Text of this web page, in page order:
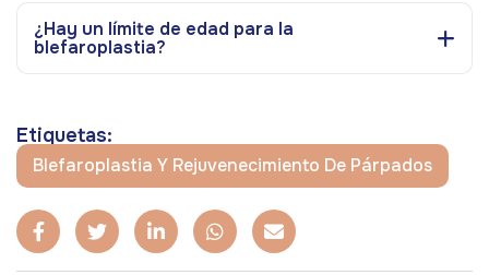
¿Hay un límite de edad para la
blefaroplastia?
Etiquetas:
Blefaroplastia Y Rejuvenecimiento De Párpados